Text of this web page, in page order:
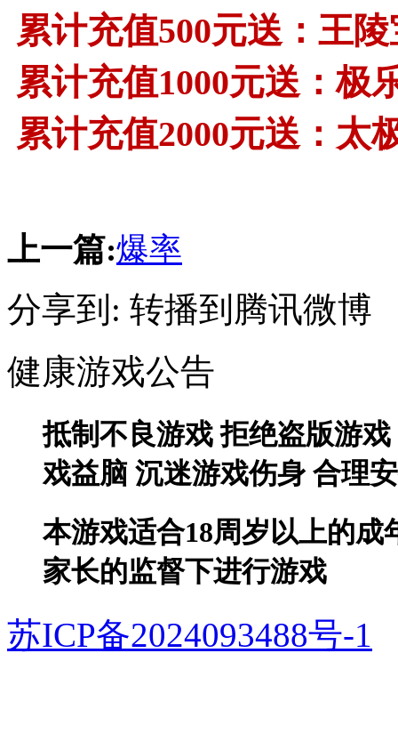
累计充值500元送：王
累计充值1000元送：
累计充值2000元送：
上一篇:爆率
分享到: 转播到腾讯微博
健康游戏公告
抵制不良游戏 拒绝盗版游
戏益脑 沉迷游戏伤身 合理
本游戏适合18周岁以上的成
家长的监督下进行游戏
苏ICP备2024093488号-1